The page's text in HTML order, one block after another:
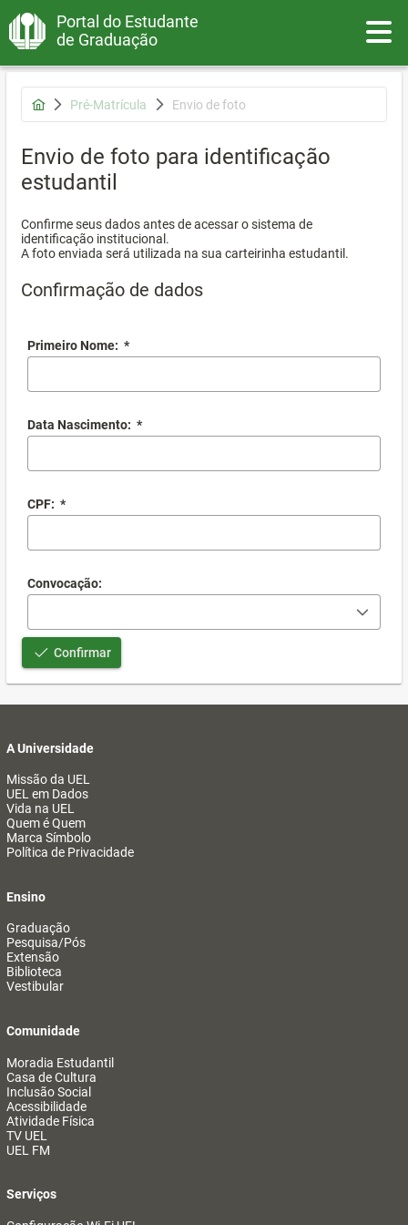
Portal do Estudante
de Graduação
Pré-Matrícula Envio de foto
Envio de foto para identificação
estudantil
Confirme seus dados antes de acessar o sistema de
identificação institucional.
A foto enviada será utilizada na sua carteirinha estudantil.
Confirmação de dados
Primeiro Nome: *
Data Nascimento: *
CPF: *
Convocação:
Confirmar
A Universidade
Missão da UEL
UEL em Dados
Vida na UEL
Quem é Quem
Marca Símbolo
Política de Privacidade
Ensino
Graduação
Pesquisa/Pós
Extensão
Biblioteca
Vestibular
Comunidade
Moradia Estudantil
Casa de Cultura
Inclusão Social
Acessibilidade
Atividade Física
TV UEL
UEL FM
Serviços